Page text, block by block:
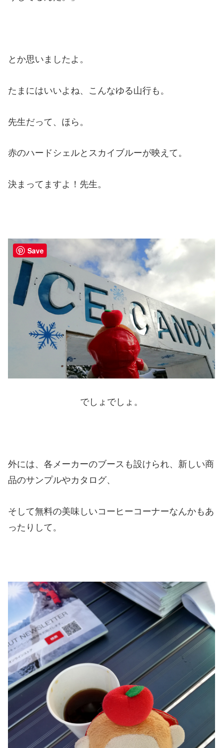
とか思いましたよ。
たまにはいいよね、こんなゆる山行も。
先生だって、ほら。
赤のハードシェルとスカイブルーが映えて。
決まってますよ！先生。
でしょでしょ。
外には、各メーカーのブースも設けられ、新しい商
品のサンプルやカタログ、
そして無料の美味しいコーヒーコーナーなんかもあ
ったりして。
Save